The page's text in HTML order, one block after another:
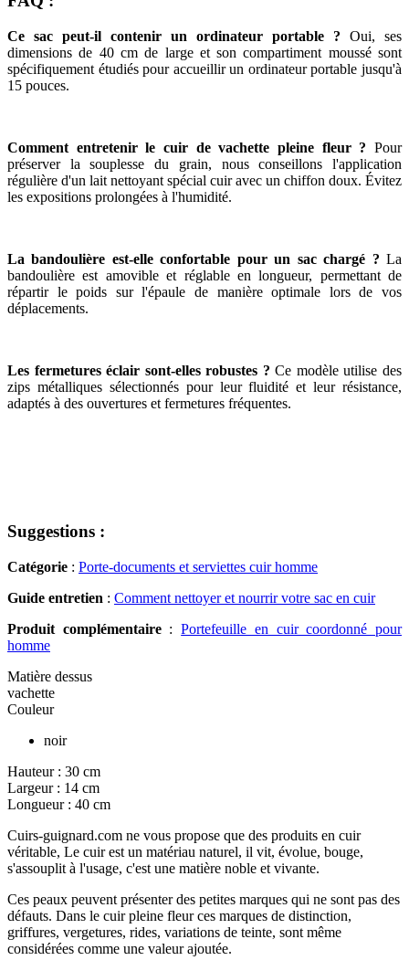
Ce sac peut-il contenir un ordinateur portable ? Oui, ses
dimensions de 40 cm de large et son compartiment moussé sont
spécifiquement étudiés pour accueillir un ordinateur portable jusqu'à
15 pouces.
Comment entretenir le cuir de vachette pleine fleur ? Pour
préserver la souplesse du grain, nous conseillons l'application
régulière d'un lait nettoyant spécial cuir avec un chiffon doux. Évitez
les expositions prolongées à l'humidité.
La bandoulière est-elle confortable pour un sac chargé ? La
bandoulière est amovible et réglable en longueur, permettant de
répartir le poids sur l'épaule de manière optimale lors de vos
déplacements.
Les fermetures éclair sont-elles robustes ? Ce modèle utilise des
zips métalliques sélectionnés pour leur fluidité et leur résistance,
adaptés à des ouvertures et fermetures fréquentes.
Suggestions :
Catégorie : Porte-documents et serviettes cuir homme
Guide entretien : Comment nettoyer et nourrir votre sac en cuir
Produit complémentaire:Portefeuille en cuir coordonné pour
homme
Matière dessus
vachette
Couleur
noir
Hauteur : 30 cm
Largeur : 14 cm
Longueur : 40 cm
Cuirs-guignard.com ne vous propose que des produits en cuir
véritable, Le cuir est un matériau naturel, il vit, évolue, bouge,
s'assouplit à l'usage, c'est une matière noble et vivante.
Ces peaux peuvent présenter des petites marques qui ne sont pas des
défauts. Dans le cuir pleine fleur ces marques de distinction,
griffures, vergetures, rides, variations de teinte, sont même
considérées comme une valeur ajoutée.